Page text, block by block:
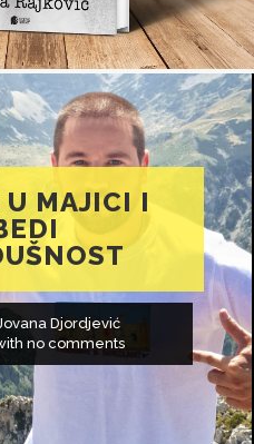
MAJICI I
Djordjević
no comments